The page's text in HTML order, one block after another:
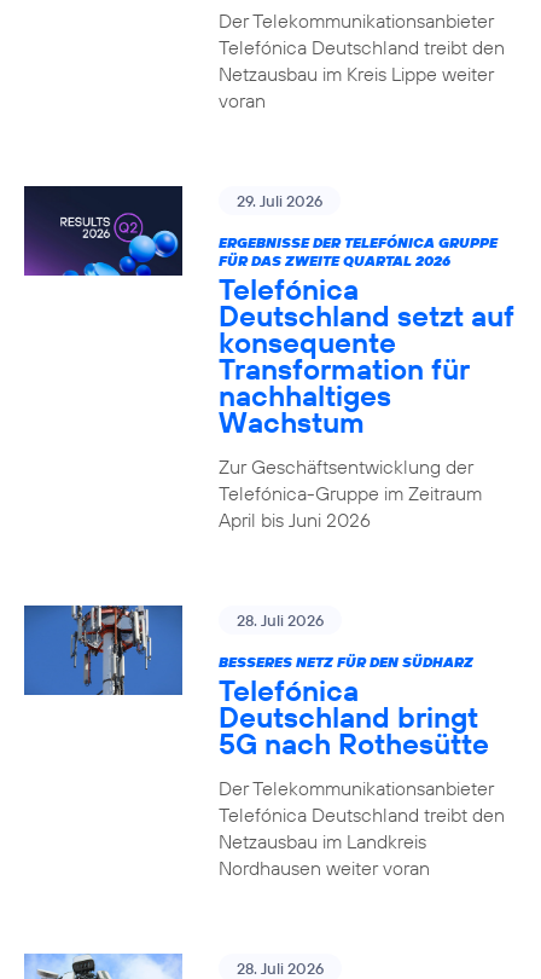
Der Telekommunikationsanbieter
Telefónica Deutschland treibt den
Netzausbau im Kreis Lippe weiter
voran
29. Juli 2026
ERGEBNISSE DER TELEFÓNICA GRUPPE
FÜR DAS ZWEITE QUARTAL 2026
Telefónica
Deutschland setzt auf
konsequente
Transformation für
nachhaltiges
Wachstum
Zur Geschäftsentwicklung der
Telefónica-Gruppe im Zeitraum
April bis Juni 2026
28. Juli 2026
BESSERES NETZ FÜR DEN SÜDHARZ
Telefónica
Deutschland bringt
5G nach Rothesütte
Der Telekommunikationsanbieter
Telefónica Deutschland treibt den
Netzausbau im Landkreis
Nordhausen weiter voran
28. Juli 2026